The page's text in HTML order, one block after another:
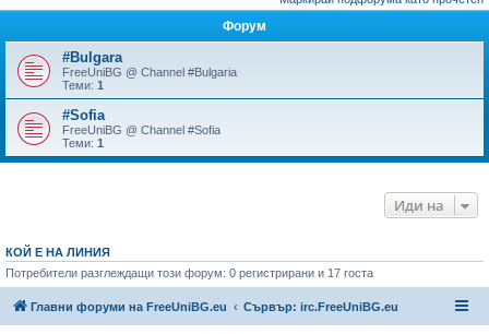
Форум
#Bulgara
FreeUniBG @ Channel #Bulgaria
Теми: 1
#Sofia
FreeUniBG @ Channel #Sofia
Теми: 1
Иди на
КОЙ Е НА ЛИНИЯ
Потребители разглеждащи този форум: 0 регистрирани и 17 госта
Главни форуми на FreeUniBG.eu Сървър: irc.FreeUniBG.eu